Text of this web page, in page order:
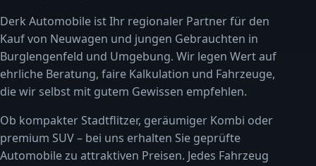
Derk Automobile ist Ihr regionaler Partner für den
Kauf von Neuwagen und jungen Gebrauchten in
Burglengenfeld und Umgebung. Wir legen Wert auf
ehrliche Beratung, faire Kalkulation und Fahrzeuge,
die wir selbst mit gutem Gewissen empfehlen.
Ob kompakter Stadtflitzer, geräumiger Kombi oder
premium SUV – bei uns erhalten Sie geprüfte
Automobile zu attraktiven Preisen. Jedes Fahrzeug